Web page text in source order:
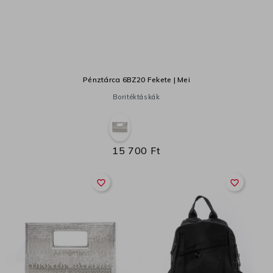
Pénztárca 6BZ20 Fekete | Mei
Boritéktáskák
15 700 Ft
favorite_border favorite_border